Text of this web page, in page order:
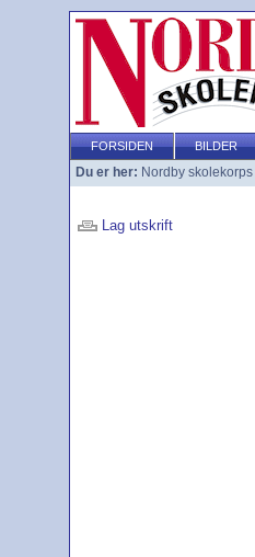
FORSIDEN BILDER
Du er her: Nordby skolekorps
Lag utskrift